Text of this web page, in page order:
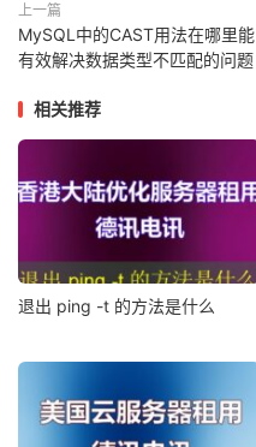
上一篇
MySQL中的CAST用法在哪里能
有效解决数据类型不匹配的问题
相关推荐
退出 ping -t 的方法是什么